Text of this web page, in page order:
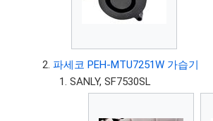
파세코 PEH-MTU7251W 가습기
SANLY, SF7530SL